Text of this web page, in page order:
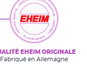
EHEIM ORIGINALE
Fabriqué en Allemagne